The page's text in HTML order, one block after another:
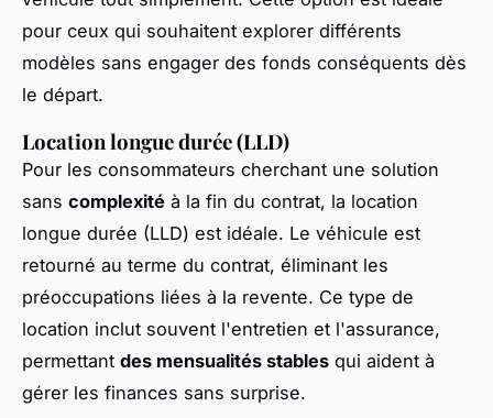
pour ceux qui souhaitent explorer différents
modèles sans engager des fonds conséquents dès
le départ.
Location longue durée (LLD)
Pour les consommateurs cherchant une solution
sans complexité à la fin du contrat, la location
longue durée (LLD) est idéale. Le véhicule est
retourné au terme du contrat, éliminant les
préoccupations liées à la revente. Ce type de
location inclut souvent l'entretien et l'assurance,
permettant des mensualités stables qui aident à
gérer les finances sans surprise.